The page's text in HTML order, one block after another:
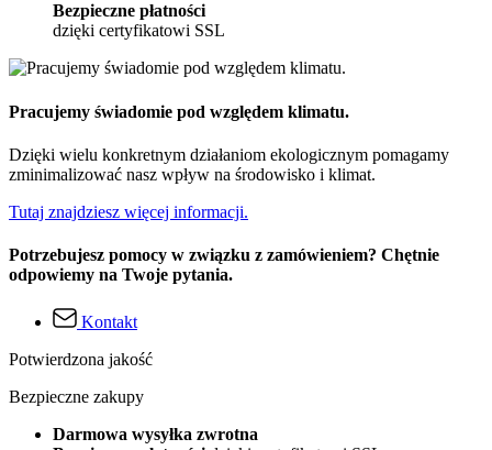
Bezpieczne płatności
dzięki certyfikatowi SSL
Pracujemy świadomie pod względem klimatu.
Dzięki wielu konkretnym działaniom ekologicznym pomagamy
zminimalizować nasz wpływ na środowisko i klimat.
Tutaj znajdziesz więcej informacji.
Potrzebujesz pomocy w związku z zamówieniem? Chętnie
odpowiemy na Twoje pytania.
Kontakt
Potwierdzona jakość
Bezpieczne zakupy
Darmowa wysyłka zwrotna